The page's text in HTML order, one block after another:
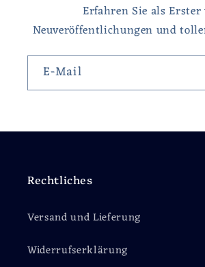
Erfahren Sie als Erster
Neuveröffentlichungen und
E-Mail
Rechtliches
Versand und Lieferung
Widerrufserklärung